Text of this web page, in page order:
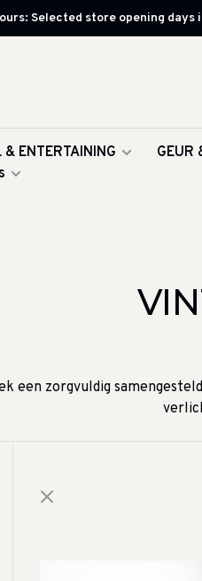
Selected store opening days
& ENTERTAINING GEUR
een zorgvuldig